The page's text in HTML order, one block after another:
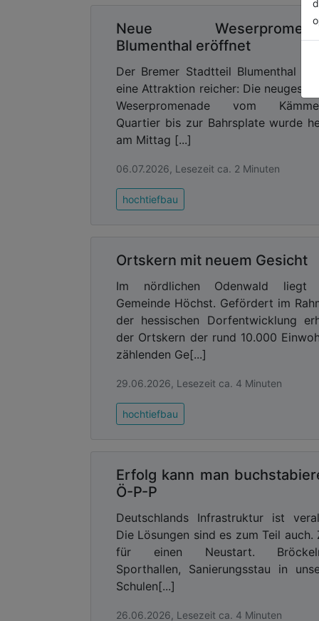
Positivbeispiel Linz: Besser als
Weiter südlich, im
vollzogen. Wo früher Zigaretten
Kreativwirtschaft. In den
1.800 Menschen – mehr als zu
Resonanzraum: ein Ort, der
Die Transformation verlief wie
Zwischennutzung mit Konzerten,
Ansiedlung von Start-ups,
ein Masterplan, sondern eine
Analog dazu könnte man das
Die OTEC, ein Eigentümer vor Ort,
die den Ort tagtäglich zu einem
Lesungen, Atelier-Tage, Kinder-
Bestandshalter alle Mieter – genannt
Konzerne, Handwerker,
Für viele Menschen vor Ort steckt im
als vielmehr um das Entdecken,
was die Griechen einst als
Ein Viertel lebt und atmet
In Zeiten, in denen viele
Werksviertel auch 2026 trotz seiner
Areale nach Corona zu kämpfen
Veranstaltungen ausgebucht, Firmen
Kommerz existieren im Dialog. Das
Neue
Blumenthal eröffnet
Der Bremer Stadtteil Blumenthal ist
eine Attraktion reicher: Die
Weserpromenade vom
Quartier bis zur Bahrsplate wurde
am Mittag [...]
06.07.2026, Lesezeit ca. 2 Minuten
hochtiefbau
Ortskern mit neuem Gesicht
Im nördlichen Odenwald liegt
Gemeinde Höchst. Gefördert im
der hessischen Dorfentwicklung
der Ortskern der rund 10.000
zählenden Ge[...]
29.06.2026, Lesezeit ca. 4 Minuten
hochtiefbau
Erfolg kann man
Ö-P-P
Deutschlands Infrastruktur ist
Die Lösungen sind es zum Teil auch.
für einen Neustart.
Sporthallen, Sanierungsstau in
Schulen[...]
26.06.2026, Lesezeit ca. 4 Minuten